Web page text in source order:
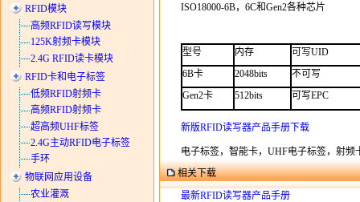
RFID模块
高频RFID读写模块
125K射频卡模块
2.4G RFID读卡模块
RFID卡和电子标签
低频RFID射频卡
高频RFID射频卡
超高频UHF标签
2.4G主动RFID电子标签
手环
物联网应用设备
农业灌溉
ISO18000-6B， 6C和Gen2各种芯片
型号 内存 可写UID
6B卡 2048bits
不可写
Gen2卡 512bits 可写EPC
新版RFID读写器产品手册下载
电子标签，智能卡，UHF电子标签，射频
相关下载
最新RFID读写器产品手册